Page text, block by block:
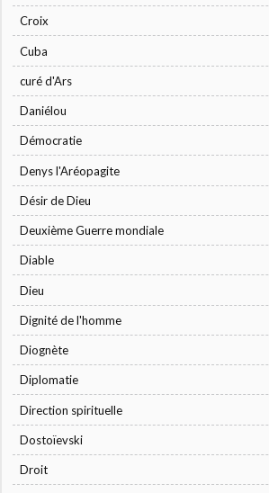
Croix
Cuba
curé d'Ars
Daniélou
Démocratie
Denys l'Aréopagite
Désir de Dieu
Deuxième Guerre mondiale
Diable
Dieu
Dignité de l'homme
Diognète
Diplomatie
Direction spirituelle
Dostoïevski
Droit